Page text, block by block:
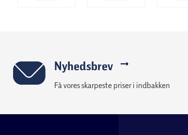
Nyhedsbrev
Få vores skarpeste priser i indbakken